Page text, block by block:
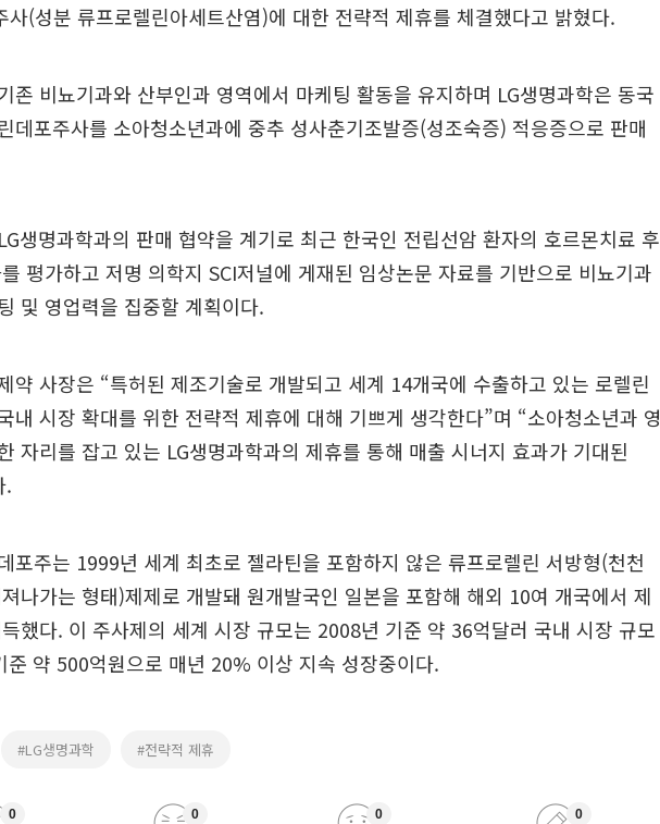
사(성분 류프로렐린아세트산염)에 대한 전략적 제휴를 체결했다고 밝혔다.
존 비뇨기과와 산부인과 영역에서 마케팅 활동을 유지하며 LG생명과학은 동국
데포주사를 소아청소년과에 중추 성사춘기조발증(성조숙증) 적응증으로 판매
생명과학과의 판매 협약을 계기로 최근 한국인 전립선암 환자의 호르몬치료 후
평가하고 저명 의학지 SCI저널에 게재된 임상논문 자료를 기반으로 비뇨기과
및 영업력을 집중할 계획이다.
약 사장은 “특허된 제조기술로 개발되고 세계 14개국에 수출하고 있는 로렐린
내 시장 확대를 위한 전략적 제휴에 대해 기쁘게 생각한다”며 “소아청소년과 영
자리를 잡고 있는 LG생명과학과의 제휴를 통해 매출 시너지 효과가 기대된
.
포주는 1999년 세계 최초로 젤라틴을 포함하지 않은 류프로렐린 서방형(천천
나가는 형태)제제로 개발돼 원개발국인 일본을 포함해 해외 10여 개국에서 제
했다. 이 주사제의 세계 시장 규모는 2008년 기준 약 36억달러 국내 시장 규모
준 약 500억원으로 매년 20% 이상 지속 성장중이다.
#LG생명과학 #전략적 제휴
0 0 0 0